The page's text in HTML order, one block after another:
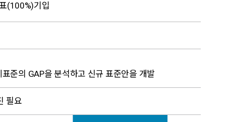
(100%)기입
준의 GAP을 분석하고 신규 표준안을 개발
필요